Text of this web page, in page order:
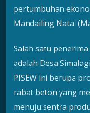
pertumbuhan
Mandailing Natal
Salah satu
adalah Desa
PISEW ini berupa
rabat beton yang
menuju sentra